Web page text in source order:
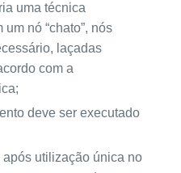
uma técnica
um nó “chato”, nós
laçadas
com a
deve ser executado
após utilização única no